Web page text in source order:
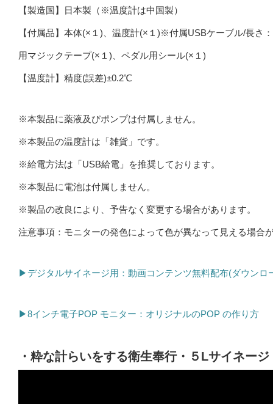
【製造国】日本製（※温度計は中国製）
【付属品】本体(×１)、温度計(×１)※付属USBケーブル/長さ
用マジックテープ(×１)、ペダル用シール(×１)
【温度計】精度(誤差)±0.2℃
※本製品に薬液及びポンプは付属しません。
※本製品の温度計は「雑貨」です。
※給電方法は「USB給電」を推奨しております。
※本製品に電池は付属しません。
※製品の改良により、予告なく変更する場合があります。
注意事項：モニターの発色によって色が異なって見える場合
▶デジタルサイネージ用：動画コンテンツ無料配布(ダウンロ
▶8インチ電子POP モニター：オリジナルのPOP の作り方
・粋な計らいをする衛生奉行・５ Lサイネージ